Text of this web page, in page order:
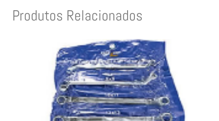
Produtos Relacionados